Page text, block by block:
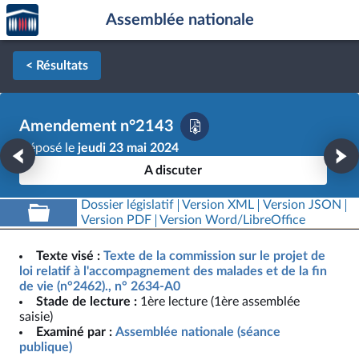
Aller au contenu
Aller en bas de la page
Accèder
à la
page
d'accueil
Assemblée nationale
< Résultats
Amendement n°2143
Déposé le jeudi 23 mai 2024
A discuter
Dossier législatif Version XML
Version JSON
Version PDF
Version Word/LibreOffice
Texte visé : Texte de la commission sur le projet de
loi relatif à l'accompagnement des malades et de la fin
de vie (n°2462)., n° 2634-A0
Stade de lecture : 1ère lecture (1ère assemblée
saisie)
Examiné par : Assemblée nationale (séance
publique)